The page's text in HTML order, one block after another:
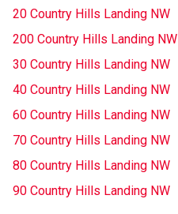
20 Country Hills Landing NW
200 Country Hills Landing NW
30 Country Hills Landing NW
40 Country Hills Landing NW
60 Country Hills Landing NW
70 Country Hills Landing NW
80 Country Hills Landing NW
90 Country Hills Landing NW